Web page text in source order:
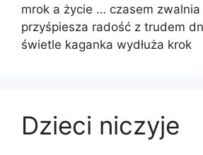
mrok a życie … czasem
przyśpiesza radość z trudem
świetle kaganka wydłuża krok
Dzieci niczyje